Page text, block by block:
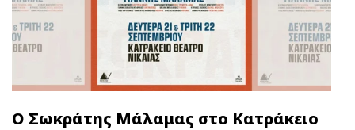
Ο Σωκράτης Μάλαμας στο Κατράκειο